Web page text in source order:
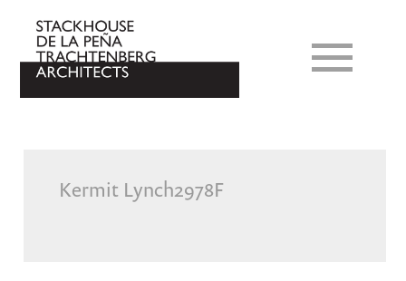
Kermit Lynch2978F